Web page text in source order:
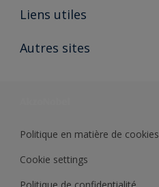
A propos de Sikkens
Liens utiles
Ouvrir un magasin PASS
Autres sites
Politique en matière de cookies
Cookie settings
Politique de confidentialité